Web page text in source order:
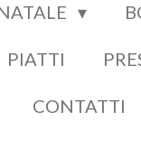
PIATTI
CONTATTI